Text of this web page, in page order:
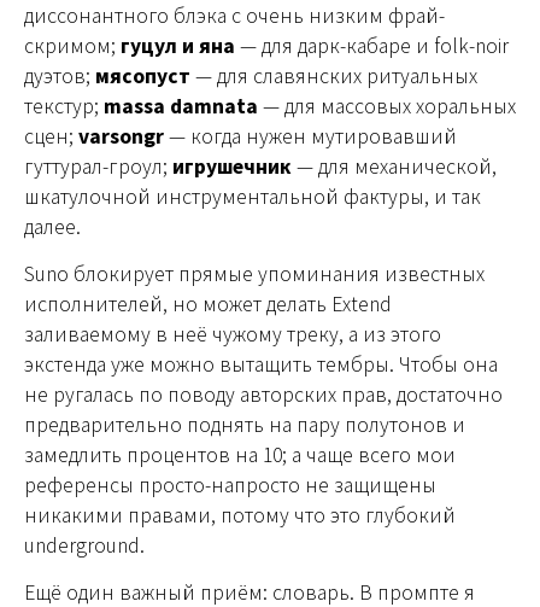
диссонантного блэка с очень низким фрай-
скримом; гуцул и яна — для дарк-кабаре и folk-noir
дуэтов; мясопуст — для славянских ритуальных
текстур; massa damnata — для массовых хоральных
сцен; varsongr— когда нужен мутировавший
гуттурал-гроул; игрушечник— для механической,
шкатулочной инструментальной фактуры, и так
далее.
Suno блокирует прямые упоминания известных
исполнителей, но может делать Extend
заливаемому в неё чужому треку, а из этого
экстенда уже можно вытащить тембры. Чтобы она
не ругалась по поводу авторских прав, достаточно
предварительно поднять на пару полутонов и
замедлить процентов на 10; а чаще всего мои
референсы просто-напросто не защищены
никакими правами, потому что это глубокий
underground.
Ещё один важный приём: словарь. В промпте я